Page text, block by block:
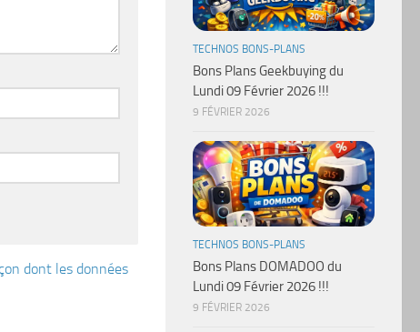
dont les données
TECHNOS BONS-PLANS
Bons Plans Geekbuying du
Lundi 09 Février 2026 !!!
9 FÉVRIER 2026
TECHNOS BONS-PLANS
Bons Plans DOMADOO du
Lundi 09 Février 2026 !!!
9 FÉVRIER 2026